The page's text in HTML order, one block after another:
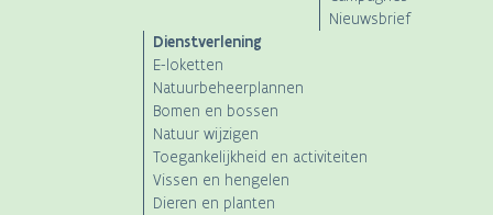
Nieuwsbrief
Dienstverlening
E-loketten
Natuurbeheerplannen
Bomen en bossen
Natuur wijzigen
Toegankelijkheid en activiteiten
Vissen en hengelen
Dieren en planten